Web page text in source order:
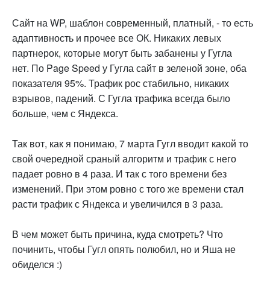
Сайт на WP, шаблон современный, платный, - то есть
адаптивность и прочее все ОК. Никаких левых
партнерок, которые могут быть забанены у Гугла
нет. По Page Speed у Гугла сайт в зеленой зоне, оба
показателя 95%. Трафик рос стабильно, никаких
взрывов, падений. С Гугла трафика всегда было
больше, чем с Яндекса.
Так вот, как я понимаю, 7 марта Гугл вводит какой то
свой очередной сраный алгоритм и трафик с него
падает ровно в 4 раза. И так с того времени без
изменений. При этом ровно с того же времени стал
расти трафик с Яндекса и увеличился в 3 раза.
В чем может быть причина, куда смотреть? Что
починить, чтобы Гугл опять полюбил, но и Яша не
обиделся :)